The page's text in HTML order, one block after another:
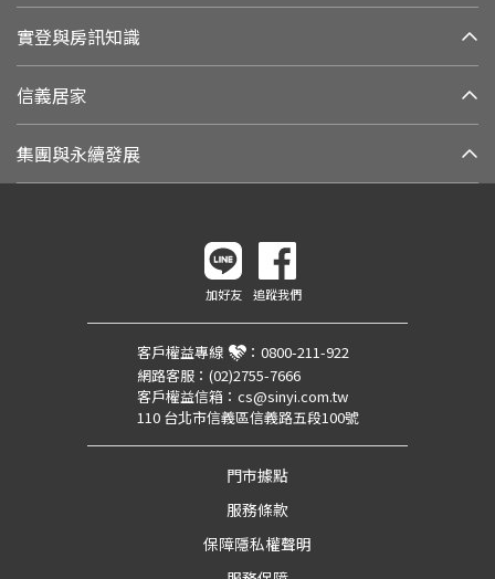
實登與房訊知識
信義居家
集團與永續發展
加好友 追蹤我們
客戶權益專線 ： 0800-211-922
網路客服： (02)2755-7666
客戶權益信箱： cs@sinyi.com.tw
110 台北市信義區信義路五段100號
門市據點
服務條款
保障隱私權聲明